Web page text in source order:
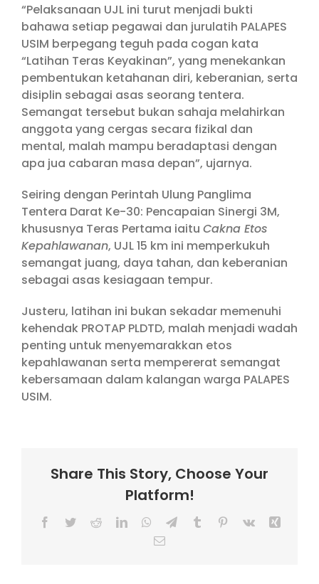
“Pelaksanaan UJL ini turut menjadi bukti
bahawa setiap pegawai dan jurulatih PALAPES
USIM berpegang teguh pada cogan kata
“Latihan Teras Keyakinan”, yang menekankan
pembentukan ketahanan diri, keberanian, serta
disiplin sebagai asas seorang tentera.
Semangat tersebut bukan sahaja melahirkan
anggota yang cergas secara fizikal dan
mental, malah mampu beradaptasi dengan
apa jua cabaran masa depan”, ujarnya.
Seiring dengan Perintah Ulung Panglima
Tentera Darat Ke-30: Pencapaian Sinergi 3M,
khususnya Teras Pertama iaitu Cakna Etos
Kepahlawanan, UJL 15 km ini memperkukuh
semangat juang, daya tahan, dan keberanian
sebagai asas kesiagaan tempur.
Justeru, latihan ini bukan sekadar memenuhi
kehendak PROTAP PLDTD, malah menjadi wadah
penting untuk menyemarakkan etos
kepahlawanan serta mempererat semangat
kebersamaan dalam kalangan warga PALAPES
USIM.
Share This Story, Choose Your
Platform!
Facebook
TwitterRedditLinkedInWhatsApp
TelegramTumblr Pinterest
Vk
Email